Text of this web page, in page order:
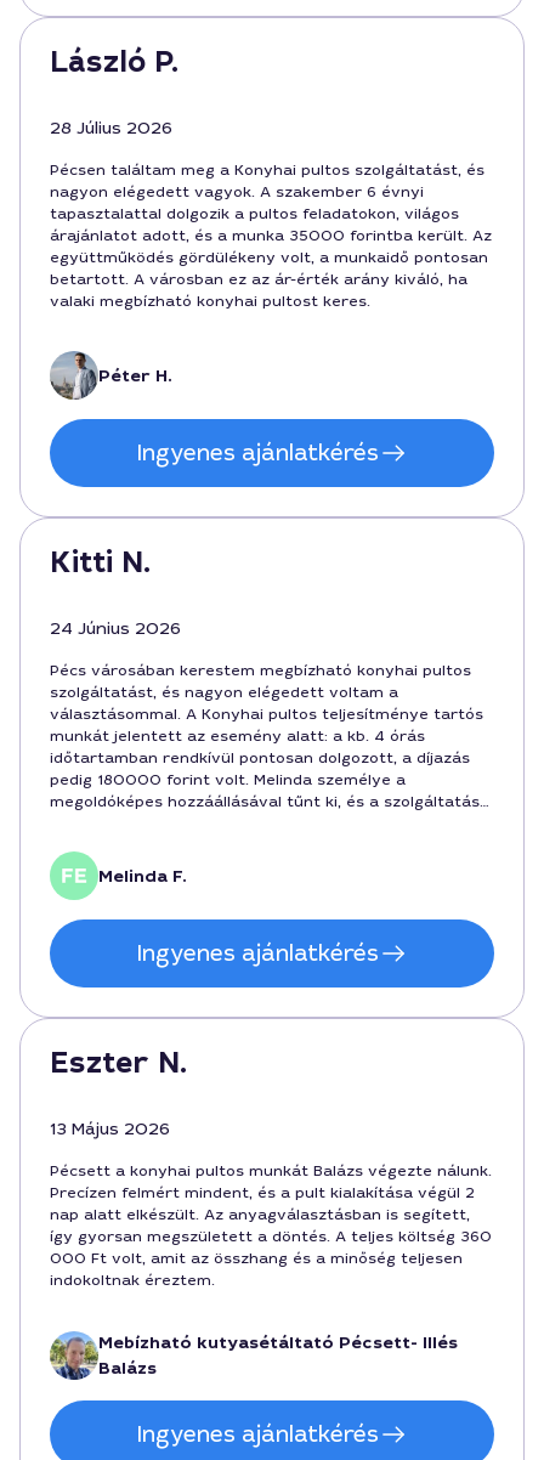
László P.
28 Július 2026
Pécsen találtam meg a Konyhai pultos szolgáltatást, és
nagyon elégedett vagyok. A szakember 6 évnyi
tapasztalattal dolgozik a pultos feladatokon, világos
árajánlatot adott, és a munka 35000 forintba került. Az
együttműködés gördülékeny volt, a munkaidő pontosan
betartott. A városban ez az ár-érték arány kiváló, ha
valaki megbízható konyhai pultost keres.
Péter H.
Ingyenes ajánlatkérés
Kitti N.
24 Június 2026
Pécs városában kerestem megbízható konyhai pultos
szolgáltatást, és nagyon elégedett voltam a
választásommal. A Konyhai pultos teljesítménye tartós
munkát jelentett az esemény alatt: a kb. 4 órás
időtartamban rendkívül pontosan dolgozott, a díjazás
pedig 180000 forint volt. Melinda személye a
megoldóképes hozzáállásával tűnt ki, és a szolgáltatás
tisztázott a megkötés előtt.
Melinda F.
Ingyenes ajánlatkérés
Eszter N.
13 Május 2026
Pécsett a konyhai pultos munkát Balázs végezte nálunk.
Precízen felmért mindent, és a pult kialakítása végül 2
nap alatt elkészült. Az anyagválasztásban is segített,
így gyorsan megszületett a döntés. A teljes költség 360
000 Ft volt, amit az összhang és a minőség teljesen
indokoltnak éreztem.
Mebízható kutyasétáltató Pécsett- Illés
Balázs
Ingyenes ajánlatkérés